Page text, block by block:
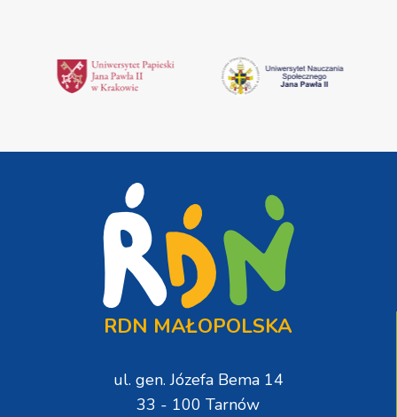
RDN MAŁOPOLSKA
ul. gen. Józefa Bema 14
33 - 100 Tarnów